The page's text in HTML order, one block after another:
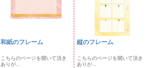
和紙のフレーム
こちらのページを開いて頂き
ありが...
縦のフレーム
こちらのページを開いて頂き
ありが...